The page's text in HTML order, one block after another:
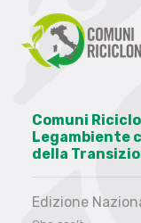
Comuni
Legambiente
della
Edizione